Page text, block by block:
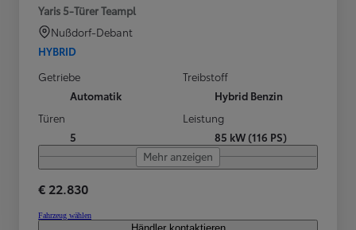
Yaris 5-Türer Teampl
Nußdorf-Debant
HYBRID
Getriebe
Automatik
Treibstoff
Hybrid Benzin
Türen
5
Leistung
85 kW (116 PS)
Mehr anzeigen
€ 22.830
Fahrzeug wählen